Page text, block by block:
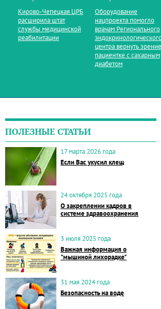
Кирово‑Чепецкая ЦРБ
расширила штат
службы медицинской
реабилитации
Оборудование
нацпроекта помогло
врачам Регионального
центра вернуть зрение
пациентке с сахарным
диабетом
ПОЛЕЗНЫЕ СТАТЬИ
17 марта 2026 года
Если Вас укусил клещ
24 октября 2025 года
О закреплении кадров в
системе здравоохранения
3 июля 2025 года
Важная информация о
"мышиной лихорадке"
31 мая 2024 года
Безопасность на воде